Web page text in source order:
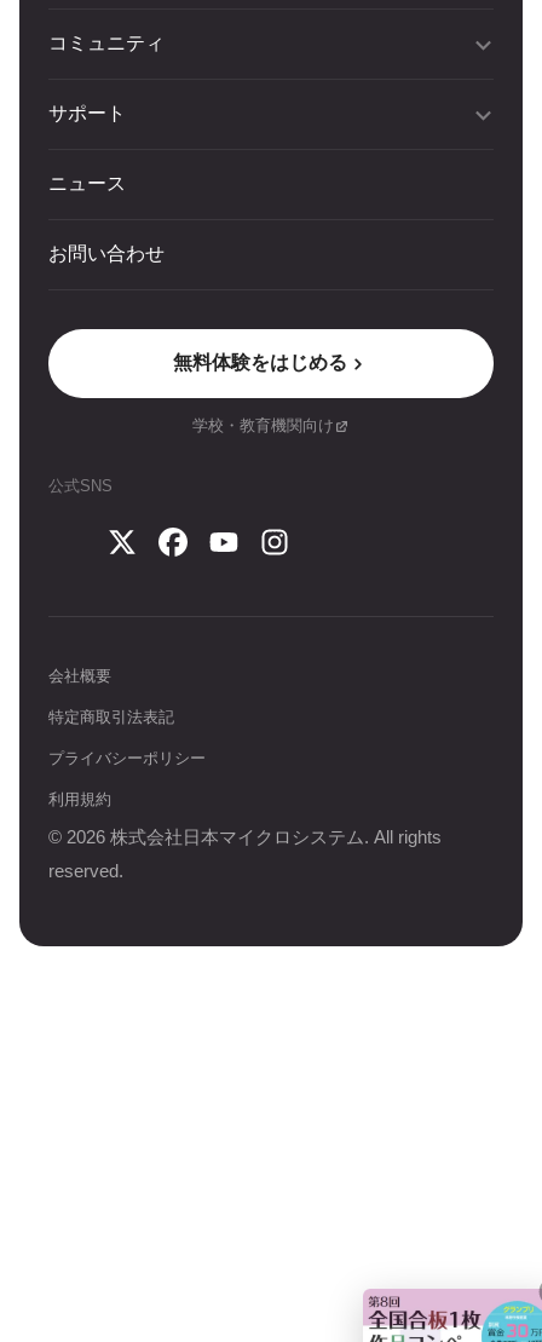
コミュニティ
サポート
ニュース
お問い合わせ
無料体験をはじめる
学校・教育機関向け
公式SNS
会社概要
特定商取引法表記
プライバシーポリシー
利用規約
© 2026 株式会社日本マイクロシステム. All rights
reserved.